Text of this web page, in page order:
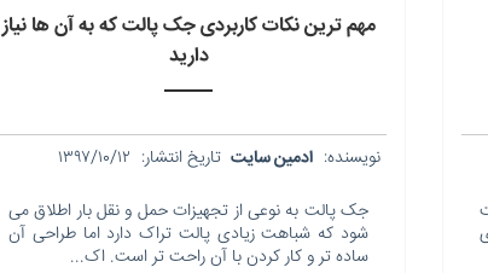
مهم ترین نکات کاربردی جک پالت که به آن ها نیاز
دارید
نویسنده: ادمین سایت تاریخ انتشار: ۱۳۹۷/۱۰/۱۲
جک پالت به نوعی از تجهیزات حمل و نقل بار اطلاق می
شود که شباهت زیادی پالت تراک دارد اما طراحی آن
ساده تر و کار کردن با آن راحت تر است. اک...